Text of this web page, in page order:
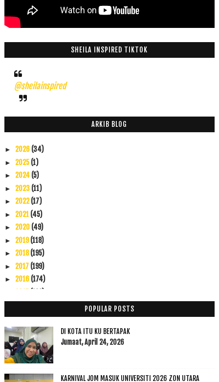
SHEILA INSPIRED TIKTOK
@sheilainspired
ARKIB BLOG
► 2026 (34)
► 2025 (1)
► 2024 (5)
► 2023 (11)
► 2022(17)
► 2021 (45)
► 2020 (49)
► 2019(118)
► 2018(195)
► 2017 (199)
► 2016 (174)
►November(7)
►Oktober(5)
►September (4)
►Ogos(20)
Doa Perjalanan Sebelum Berlepas : MAS
POPULAR POSTS
DI KOTA ITU KU BERTAPAK
Jumaat, April 24, 2026
KARNIVAL JOM MASUK UNIVERSITI 2026 ZON UTARA